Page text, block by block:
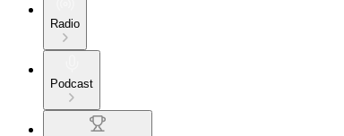
Radio
Podcast